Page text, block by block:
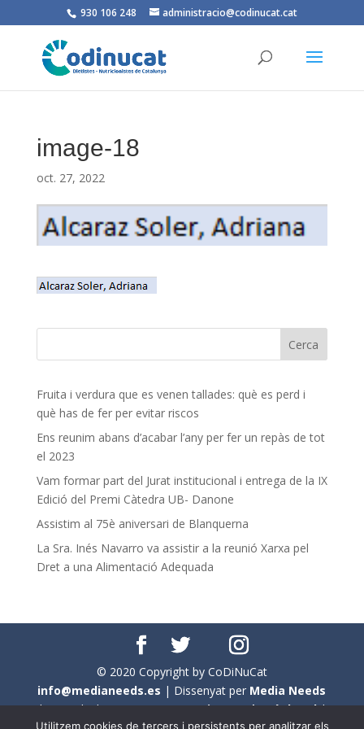
930 106 248 administracio@codinucat.cat
image-18
oct. 27, 2022
Fruita i verdura que es venen tallades: què es perd i
què has de fer per evitar riscos
Ens reunim abans d’acabar l’any per fer un repàs de tot
el 2023
Vam formar part del Jurat institucional i entrega de la IX
Edició del Premi Càtedra UB- Danone
Assistim al 75è aniversari de Blanquerna
La Sra. Inés Navarro va assistir a la reunió Xarxa pel
Dret a una Alimentació Adequada
© 2020 Copyright by CoDiNuCat
info@medianeeds.es | Dissenyat per Media Needs
| Tots els drets reservats aCoDiNuCat |Avís legal|
Utilitzem cookies de tercers i persistents per analitzar els